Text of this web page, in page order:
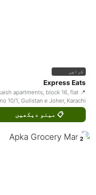
کراچی
Express Eats
apartments, block 16, flat
no 10/1, Gulistan e Joher, Karachi
📋 مینو دیکھیں
2